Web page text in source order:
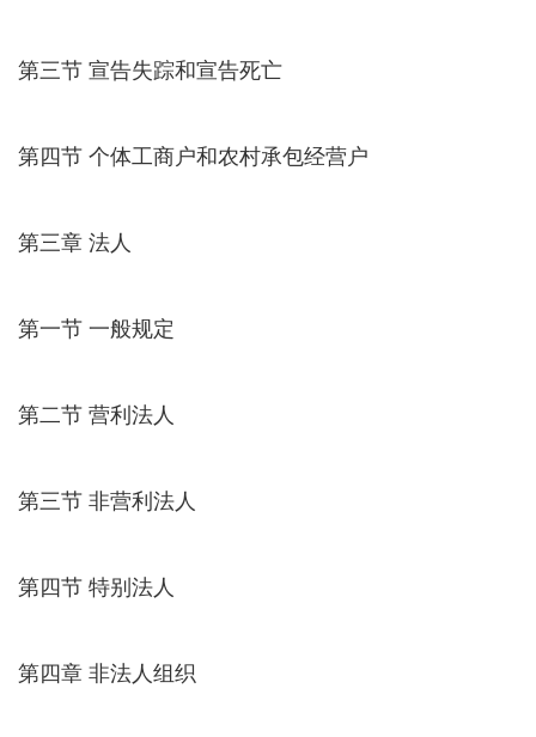
第三节 宣告失踪和宣告死亡
第四节 个体工商户和农村承包经营户
第三章 法人
第一节 一般规定
第二节 营利法人
第三节 非营利法人
第四节 特别法人
第四章 非法人组织